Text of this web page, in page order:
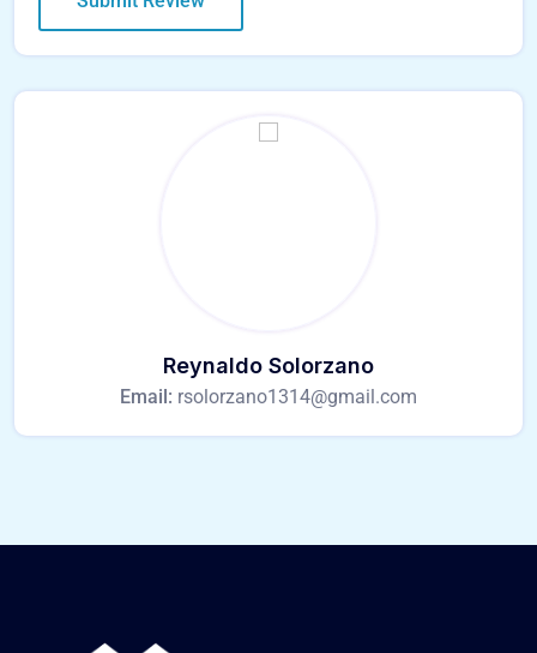
Reynaldo Solorzano
Email: rsolorzano1314@gmail.com